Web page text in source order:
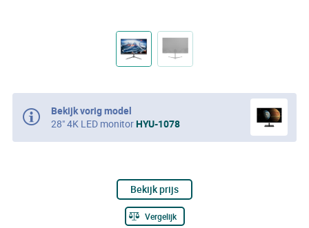
Bekijk vorig model
28" 4K LED monitorHYU-1078
Bekijk prijs
Vergelijk